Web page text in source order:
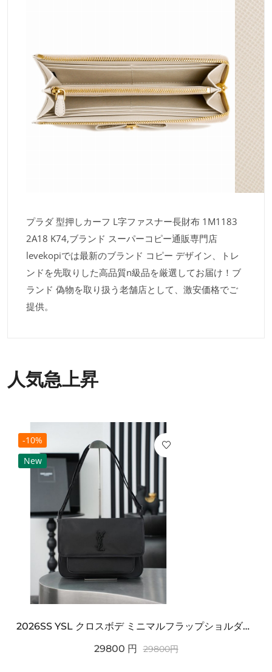
プラダ 型押しカーフ L字ファスナー長財布 1M1183
2A18 K74,ブランド スーパーコピー通販専門店
levekopiでは最新のブランド コピー デザイン、トレ
ンドを先取りした高品質n級品を厳選してお届け！ブ
ランド 偽物を取り扱う老舗店として、激安価格でご
提供。
人気急上昇
-10%
New
2026SS YSL クロスボデ ミニマルフラップショルダー SAINT LAURENT サンロ...
29800 円 29800円